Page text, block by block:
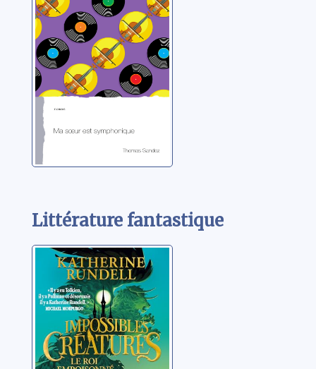
Sandoz, Thomas
Littérature fantastique
Impossibles
créatures:02:Le
roi empoisonné
Rundell, Katherine